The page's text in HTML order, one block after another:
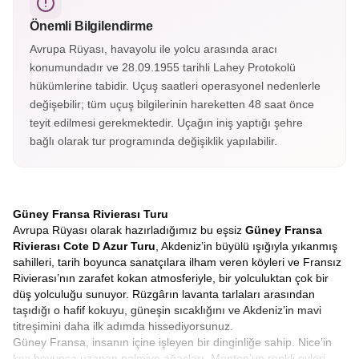
sayılır.
Önemli Bilgilendirme
Avrupa Rüyası, havayolu ile yolcu arasında aracı
konumundadır ve 28.09.1955 tarihli Lahey Protokolü
hükümlerine tabidir. Uçuş saatleri operasyonel nedenlerle
değişebilir; tüm uçuş bilgilerinin hareketten 48 saat önce
teyit edilmesi gerekmektedir. Uçağın iniş yaptığı şehre
bağlı olarak tur programında değişiklik yapılabilir.
Güney Fransa Rivierası Turu
Avrupa Rüyası olarak hazırladığımız bu eşsiz Güney Fransa
Rivierası Cote D Azur Turu , Akdeniz’in büyülü ışığıyla yıkanmış
sahilleri, tarih boyunca sanatçılara ilham veren köyleri ve Fransız
Rivierası’nın zarafet kokan atmosferiyle, bir yolculuktan çok bir
düş yolculuğu sunuyor. Rüzgârın lavanta tarlaları arasından
taşıdığı o hafif kokuyu, güneşin sıcaklığını ve Akdeniz’in mavi
titreşimini daha ilk adımda hissediyorsunuz.
Güney Fransa, insanın içine işleyen bir dinginliğe sahip. Nice’in